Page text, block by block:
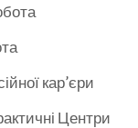
кар’єри
Центри